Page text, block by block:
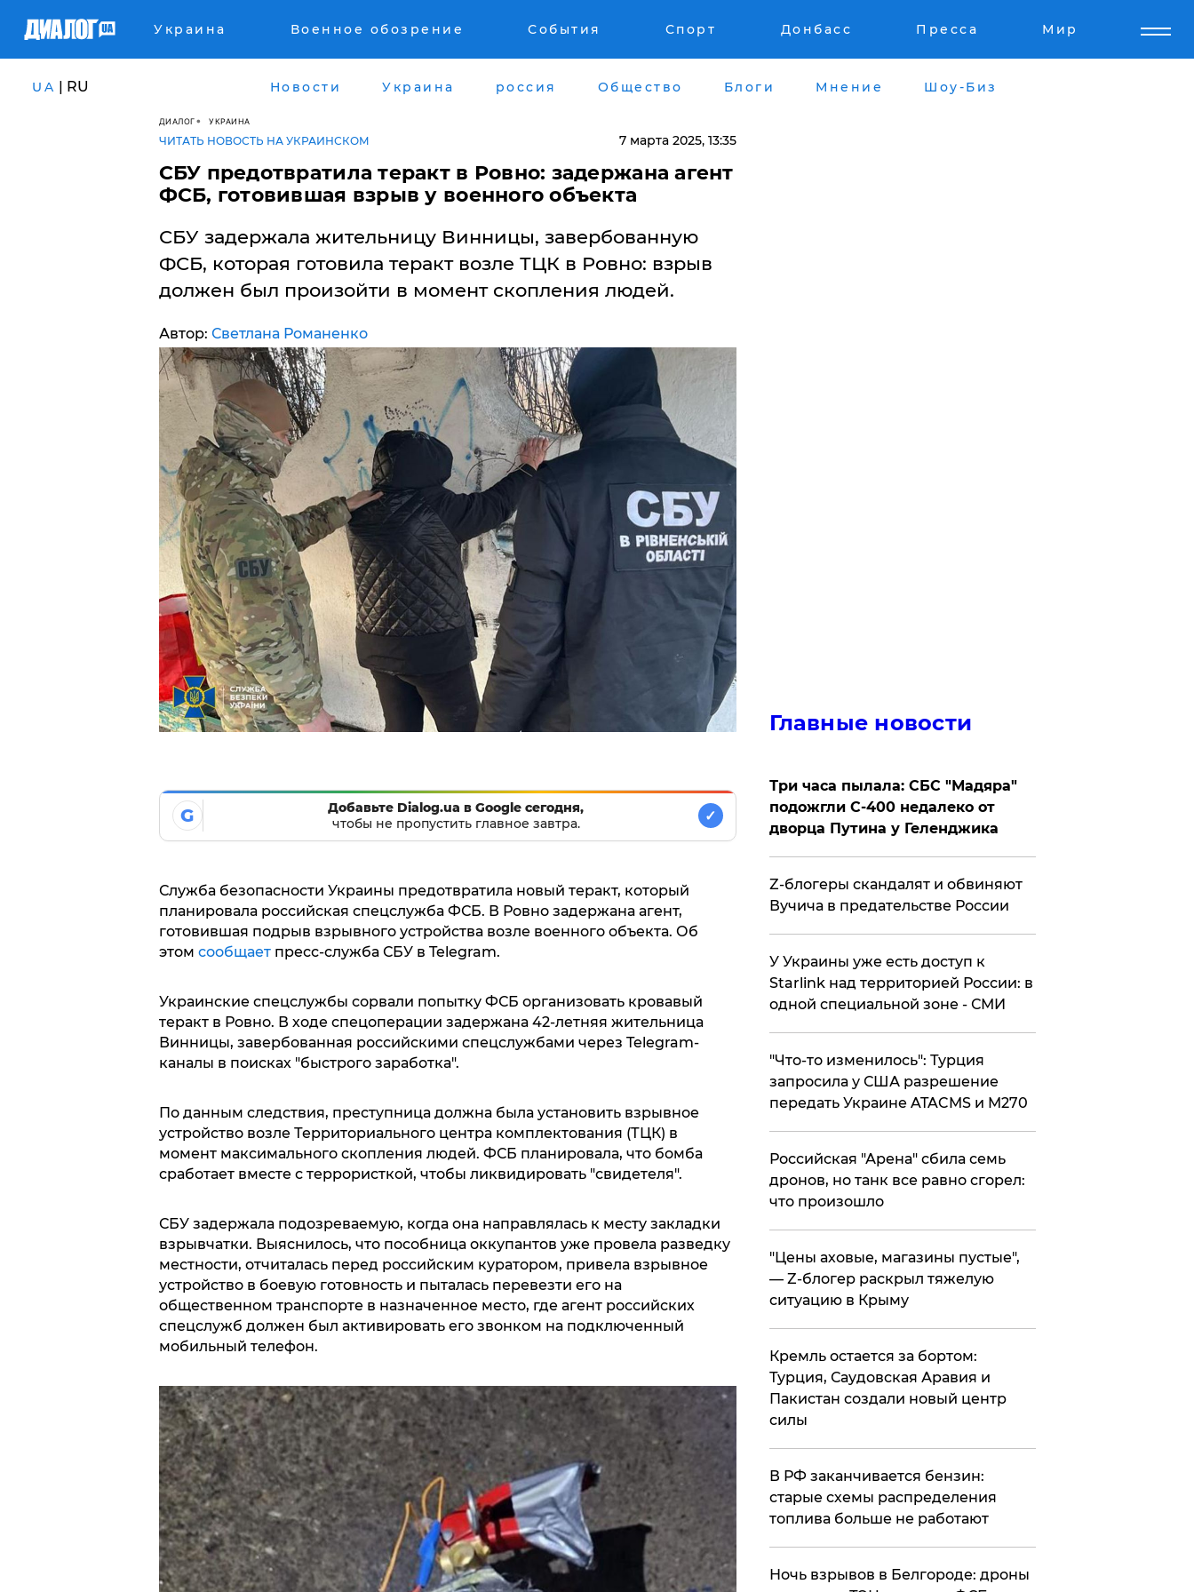
Украина Военное обозрение События Спорт Донбасс Пресса Мир
UA | RU Новости Украина россия Общество Блоги Мнение Шоу-Биз
ДИАЛОГ УКРАИНА
ЧИТАТЬ НОВОСТЬ НА УКРАИНСКОМ 7 марта 2025, 13:35
СБУ предотвратила теракт в Ровно: задержана агент
ФСБ, готовившая взрыв у военного объекта
СБУ задержала жительницу Винницы, завербованную
ФСБ, которая готовила теракт возле ТЦК в Ровно: взрыв
должен был произойти в момент скопления людей.
Автор: Светлана Романенко
G
Добавьте Dialog.ua в Google сегодня,
чтобы не пропустить главное завтра.
✓
Служба безопасности Украины предотвратила новый теракт, который
планировала российская спецслужба ФСБ. В Ровно задержана агент,
готовившая подрыв взрывного устройства возле военного объекта. Об
этом сообщаетпресс-служба СБУ в Telegram.
Украинские спецслужбы сорвали попытку ФСБ организовать кровавый
теракт в Ровно. В ходе спецоперации задержана 42-летняя жительница
Винницы, завербованная российскими спецслужбами через Telegram-
каналы в поисках "быстрого заработка".
По данным следствия, преступница должна была установить взрывное
устройство возле Территориального центра комплектования (ТЦК) в
момент максимального скопления людей. ФСБ планировала, что бомба
сработает вместе с террористкой, чтобы ликвидировать "свидетеля".
СБУ задержала подозреваемую, когда она направлялась к месту закладки
взрывчатки. Выяснилось, что пособница оккупантов уже провела разведку
местности, отчиталась перед российским куратором, привела взрывное
устройство в боевую готовность и пыталась перевезти его на
общественном транспорте в назначенное место, где агент российских
спецслужб должен был активировать его звонком на подключенный
мобильный телефон.
Главные новости
Три часа пылала: СБС "Мадяра"
подожгли С-400 недалеко от
дворца Путина у Геленджика
Z-блогеры скандалят и обвиняют
Вучича в предательстве России
У Украины уже есть доступ к
Starlink над территорией России: в
одной специальной зоне - СМИ
​"Что-то изменилось": Турция
запросила у США разрешение
передать Украине ATACMS и M270
​Российская "Арена" сбила семь
дронов, но танк все равно сгорел:
что произошло
​"Цены аховые, магазины пустые",
— Z-блогер раскрыл тяжелую
ситуацию в Крыму
​Кремль остается за бортом:
Турция, Саудовская Аравия и
Пакистан создали новый центр
силы
​В РФ заканчивается бензин:
старые схемы распределения
топлива больше не работают
​Ночь взрывов в Белгороде: дроны